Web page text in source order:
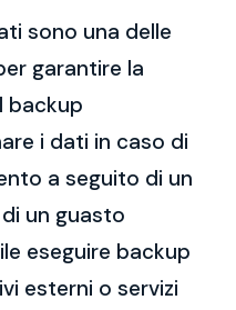
sono una delle
garantire la
backup
i dati in caso di
a seguito di un
un guasto
eseguire backup
esterni o servizi